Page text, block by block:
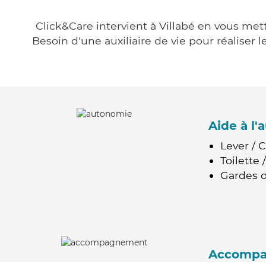
Click&Care intervient à Villabé en vous
Besoin d'une auxiliaire de vie pour réaliser
Aide à
Lever /
Toilette
Gardes